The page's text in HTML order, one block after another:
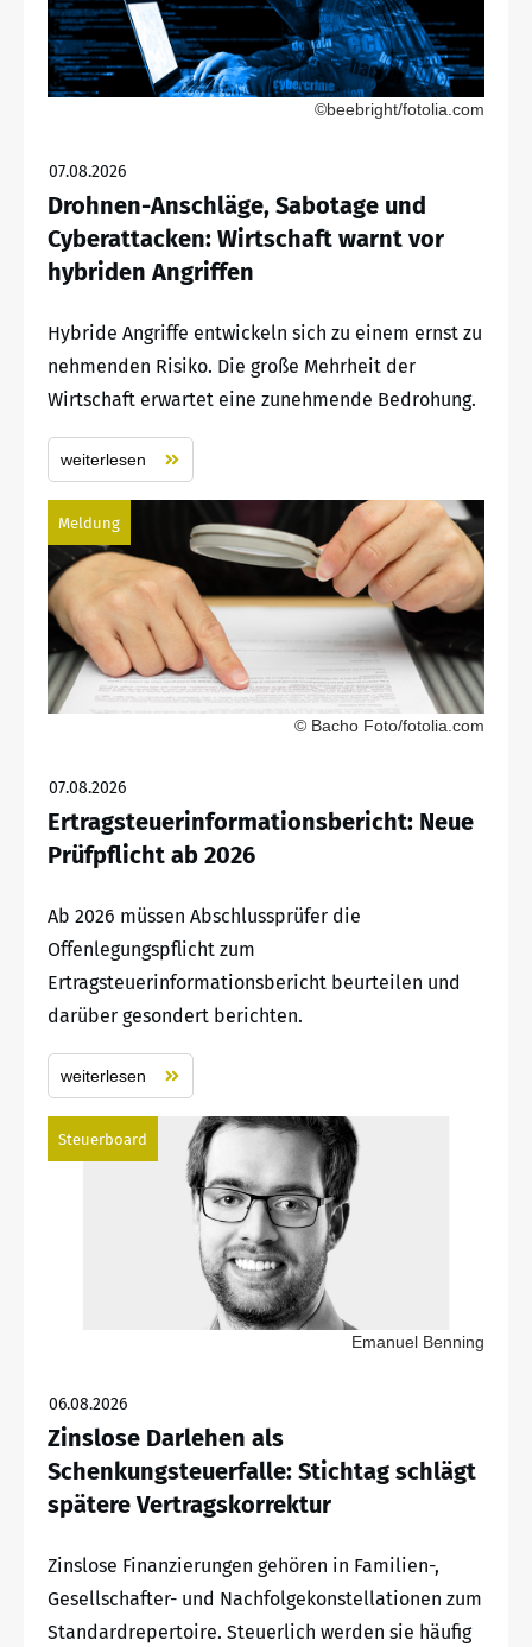
©beebright/fotolia.com
07.08.2026
Drohnen-Anschläge, Sabotage und
Cyberattacken: Wirtschaft warnt vor
hybriden Angriffen
Hybride Angriffe entwickeln sich zu einem ernst zu
nehmenden Risiko. Die große Mehrheit der
Wirtschaft erwartet eine zunehmende Bedrohung.
weiterlesen
Meldung
© Bacho Foto/fotolia.com
07.08.2026
Ertragsteuerinformationsbericht: Neue
Prüfpflicht ab 2026
Ab 2026 müssen Abschlussprüfer die
Offenlegungspflicht zum
Ertragsteuerinformationsbericht beurteilen und
darüber gesondert berichten.
weiterlesen
Steuerboard
Emanuel Benning
06.08.2026
Zinslose Darlehen als
Schenkungsteuerfalle: Stichtag schlägt
spätere Vertragskorrektur
Zinslose Finanzierungen gehören in Familien-,
Gesellschafter- und Nachfolgekonstellationen zum
Standardrepertoire. Steuerlich werden sie häufig